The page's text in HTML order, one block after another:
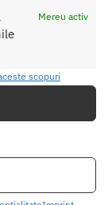
Mereu activ
scopuri
Rino